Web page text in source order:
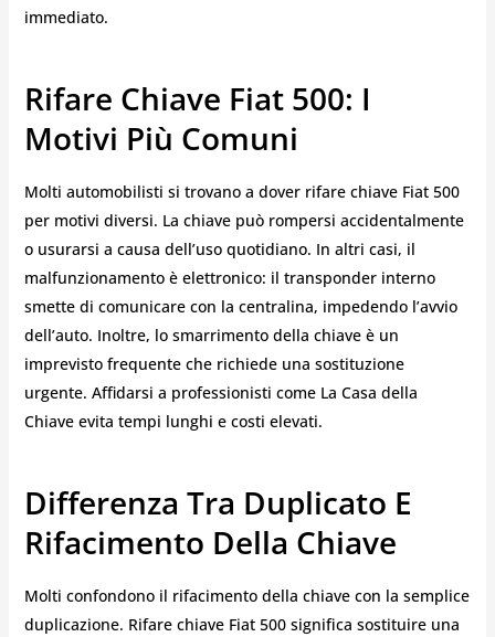
immediato.
Rifare Chiave Fiat 500: I
Motivi Più Comuni
Molti automobilisti si trovano a dover rifare chiave Fiat 500
per motivi diversi. La chiave può rompersi accidentalmente
o usurarsi a causa dell’uso quotidiano. In altri casi, il
malfunzionamento è elettronico: il transponder interno
smette di comunicare con la centralina, impedendo l’avvio
dell’auto. Inoltre, lo smarrimento della chiave è un
imprevisto frequente che richiede una sostituzione
urgente. Affidarsi a professionisti come La Casa della
Chiave evita tempi lunghi e costi elevati.
Differenza Tra Duplicato E
Rifacimento Della Chiave
Molti confondono il rifacimento della chiave con la semplice
duplicazione. Rifare chiave Fiat 500 significa sostituire una